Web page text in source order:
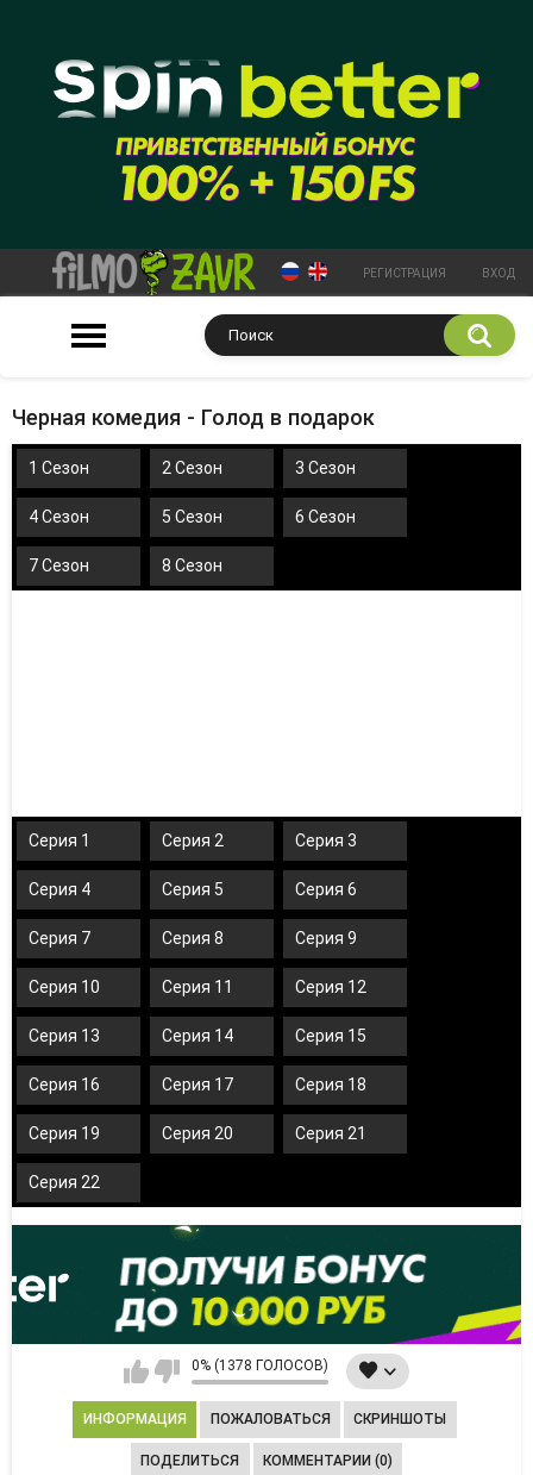
РЕГИСТРАЦИЯ ВХОД
Черная комедия - Голод в подарок
1 Сезон 2 Сезон 3 Сезон
4 Сезон 5 Сезон 6 Сезон
7 Сезон 8 Сезон
Серия 1 Серия 2 Серия 3
Серия 4 Серия 5 Серия 6
Серия 7 Серия 8 Серия 9
Серия 10 Серия 11 Серия 12
Серия 13 Серия 14 Серия 15
Серия 16 Серия 17 Серия 18
Серия 19 Серия 20 Серия 21
Серия 22
0% (1378 ГОЛОСОВ)
ИНФОРМАЦИЯ ПОЖАЛОВАТЬСЯ СКРИНШОТЫ
ПОДЕЛИТЬСЯ КОММЕНТАРИИ (0)